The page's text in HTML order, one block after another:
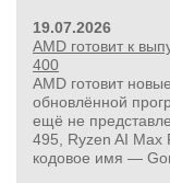
19.07.2026
AMD готовит к
400
AMD готовит
обновлённой
ещё не
495, Ryzen AI Max
кодовое имя —